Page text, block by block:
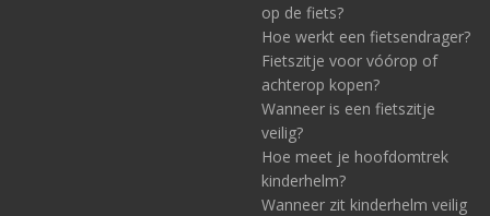
op de fiets?
Hoe werkt een fietsendrager?
Fietszitje voor vóórop of
achterop kopen?
Wanneer is een fietszitje
veilig?
Hoe meet je hoofdomtrek
kinderhelm?
Wanneer zit kinderhelm veilig